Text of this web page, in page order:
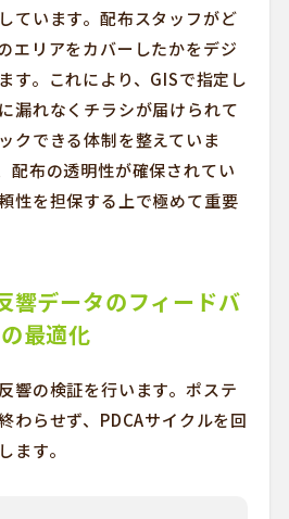
ています。配布スタッフがど
エリアをカバーしたかをデジ
す。これにより、GISで指定し
漏れなくチラシが届けられて
クできる体制を整えていま
配布の透明性が確保されてい
性を担保する上で極めて重要
響データのフィードバ
最適化
響の検証を行います。ポステ
わらせず、PDCAサイクルを回
ます。